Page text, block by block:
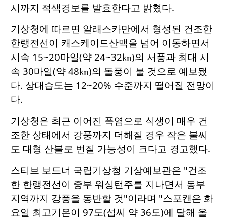
시까지 적색경보를 발효한다고 밝혔다.
기상청에 따르면 알래스카만에서 형성된 건조한
한랭전선이 캐스케이드산맥을 넘어 이동하면서
시속 15~20마일(약 24~32㎞)의 서풍과 최대 시
속 30마일(약 48㎞)의 돌풍이 불 것으로 예보됐
다. 상대습도는 12~20% 수준까지 떨어질 전망이
다.
기상청은 최근 이어진 폭염으로 식생이 매우 건
조한 상태에서 강풍까지 더해질 경우 작은 불씨
도 대형 산불로 번질 가능성이 크다고 경고했다.
스티브 보드너 국립기상청 기상예보관은 "건조
한 한랭전선이 중부 워싱턴주를 지나면서 동부
지역까지 강풍을 동반할 것"이라며 "스포캔은 화
요일 최고기온이 97도(섭씨 약 36도)에 달해 올